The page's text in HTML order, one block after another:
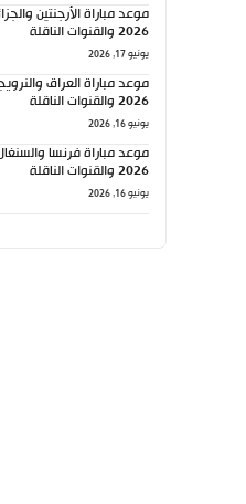
موعد مباراة الأرجنتين
2026 والقنوات الناقلة
يونيو 17, 2026
موعد مباراة العراق
2026 والقنوات الناقلة
يونيو 16, 2026
موعد مباراة فرنسا
2026 والقنوات الناقلة
يونيو 16, 2026